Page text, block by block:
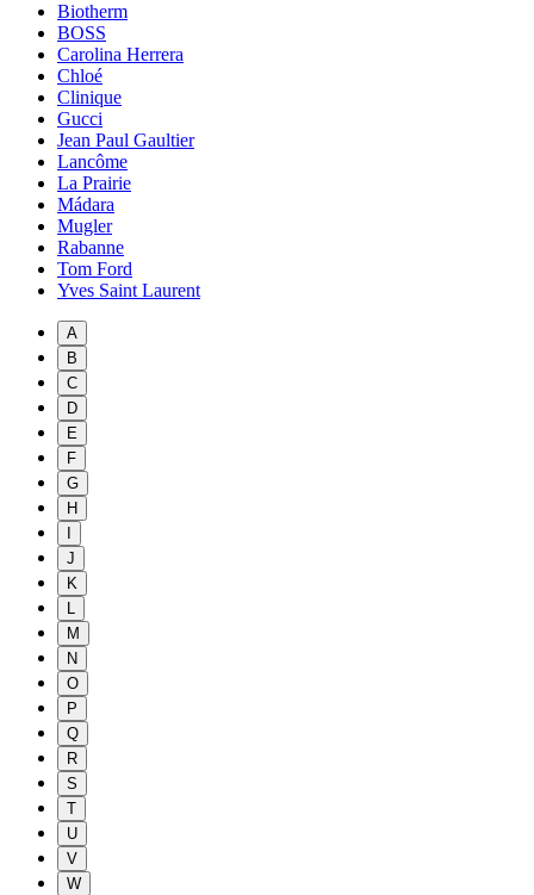
Biotherm
BOSS
Carolina Herrera
Chloé
Clinique
Gucci
Jean Paul Gaultier
Lancôme
La Prairie
Mádara
Mugler
Rabanne
Tom Ford
Yves Saint Laurent
A
B
C
D
E
F
G
H
J
K
L
M
N
O
P
Q
R
S
T
U
V
W